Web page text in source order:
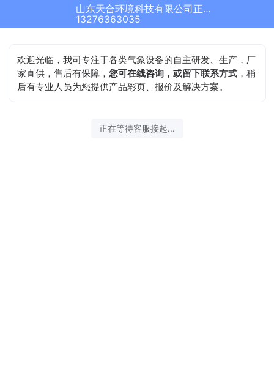
山东天合环境科技有限公司正在为您服务
13276363035
欢迎光临，我司专注于各类气象设备的自主研发、生产，厂
家直供，售后有保障，您可在线咨询，或留下联系方式 ，稍
后有专业人员为您提供产品彩页、报价及解决方案。
2026-08-09 12:44:39 开始沟通